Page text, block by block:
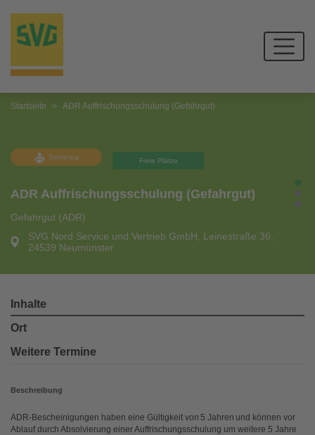
Startseite ADR Auffrischungsschulung (Gefahrgut)
Seminare Freie Plätze
ADR Auffrischungsschulung (Gefahrgut)
Gefahrgut (ADR)
SVG Nord Service und Vertrieb GmbH, Leinestraße 36,
24539 Neumünster
Inhalte
Ort
Weitere Termine
Beschreibung
ADR-Bescheinigungen haben eine Gültigkeit von 5 Jahren und können vor
Ablauf durch Absolvierung einer Auffrischungsschulung um weitere 5 Jahre